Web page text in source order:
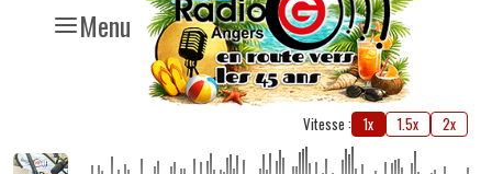
Menu
Vitesse : 1x 1.5x 2x